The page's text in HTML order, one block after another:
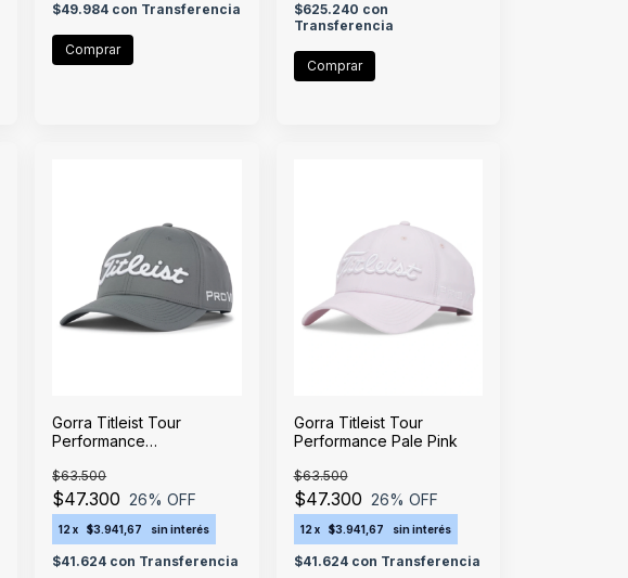
$49.984 con Transferencia $625.240 con
Transferencia
Gorra Titleist Tour
Performance
$47.300
$63.500
26% OFF
12 x $3.941,67 sin interés
$41.624 con Transferencia
Gorra Titleist Tour
Performance Pale Pink
$47.300
$63.500
26% OFF
12 x $3.941,67 sin interés
$41.624 con Transferencia